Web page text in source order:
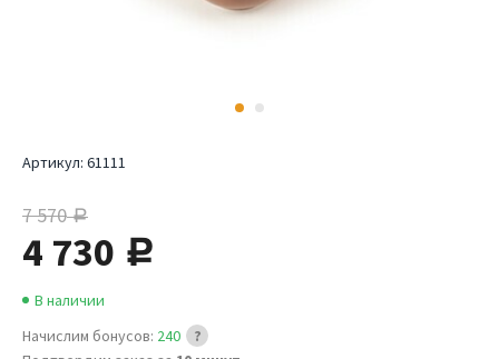
Артикул: 61111
7 570руб.
4 730 руб.
Начислим бонусов: 240
В наличии